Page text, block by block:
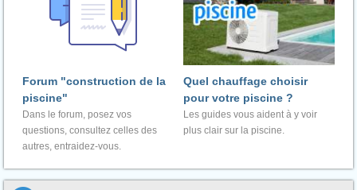
Forum "construction de la
piscine"
Dans le forum, posez vos
questions, consultez celles des
autres, entraidez-vous.
Quel chauffage choisir
pour votre piscine ?
Les guides vous aident à y voir
plus clair sur la piscine.